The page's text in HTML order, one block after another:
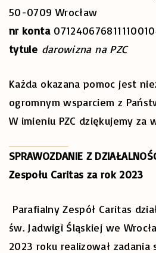
50-0709 Wrocław
nr konta
tytule darowizna na PZC
Każda okazana pomoc jest
ogromnym wsparciem z
W imieniu PZC dziękujemy za
SPRAWOZDANIE Z
Zespołu Caritas za rok 2023
Parafialny Zespół Caritas
św. Jadwigi Śląskiej we
2023 roku realizował